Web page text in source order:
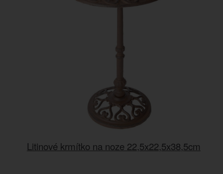
Litinové krmítko na noze 22,5x22,5x38,5cm